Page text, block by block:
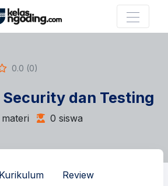
0.0 (0)
Security dan Testing
0 siswa
Kurikulum Review